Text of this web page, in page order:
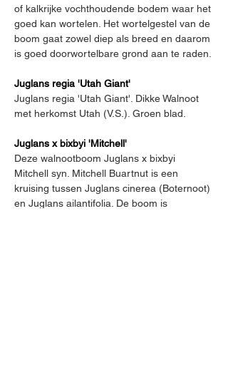
of kalkrijke vochthoudende bodem waar het
goed kan wortelen. Het wortelgestel van de
boom gaat zowel diep als breed en daarom
is goed doorwortelbare grond aan te raden.
Juglans regia 'Utah Giant'
Juglans regia 'Utah Giant'. Dikke Walnoot
met herkomst Utah (V.S.). Groen blad.
Juglans x bixbyi 'Mitchell'
Deze walnootboom Juglans x bixbyi
Mitchell syn. Mitchell Buartnut is een
kruising tussen Juglans cinerea (Boternoot)
en Juglans ailantifolia. De boom is